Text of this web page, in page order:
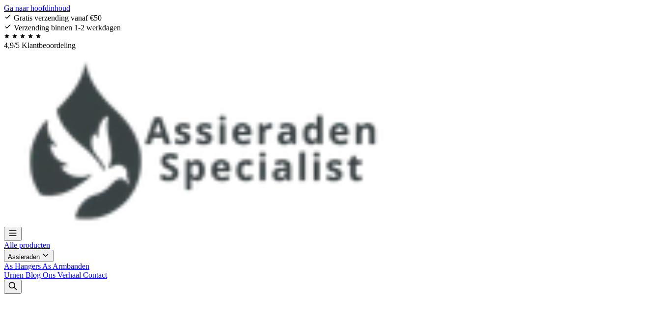
Ga naar hoofdinhoud
Gratis verzending vanaf €50
Verzending binnen 1-2 werkdagen
4,9/5 Klantbeoordeling
Alle producten
Assieraden
As Hangers As Armbanden
Urnen Blog Ons Verhaal Contact